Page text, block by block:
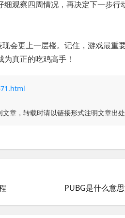
观察四周情况，再决定下一步行
会更上一层楼。记住，游戏最重
真正的吃鸡高手！
章，转载时请以链接形式注明文章出处